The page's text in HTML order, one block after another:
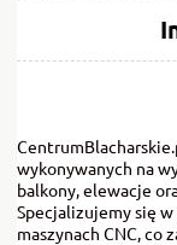
wykonywanych na
balkony, elewacje
Specjalizujemy się
maszynach CNC, co